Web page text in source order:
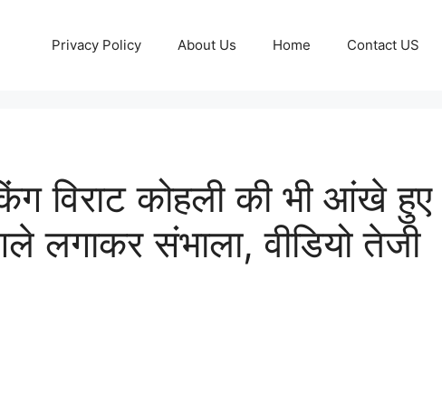
Privacy Policy About Us Home Contact US
विराट कोहली की भी आंखे हुए
लगाकर संभाला, वीडियो तेजी